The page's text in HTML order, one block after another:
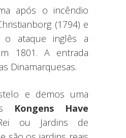
após o incêndio
(1794) e
o ataque inglês a
1801. A entrada
Dinamarquesas.
e demos uma
Kongens Have
ou Jardins de